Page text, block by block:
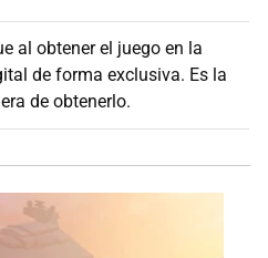
al obtener el juego en la
de forma exclusiva. Es la
de obtenerlo.